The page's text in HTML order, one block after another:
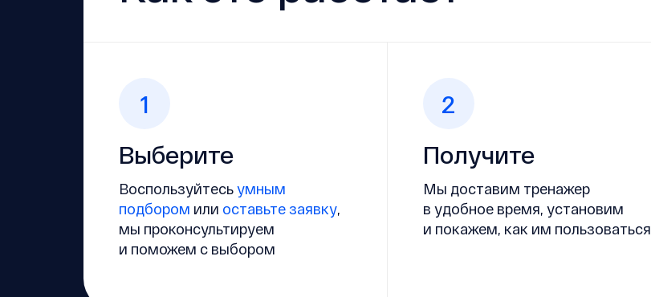
1
Выберите
Воспользуйтесьумным
подбором или оставьте заявку,
мы проконсультируем
и поможем с выбором
2
Получите
Мы доставим тренажер
в удобное время, установим
и покажем, как им пользоваться